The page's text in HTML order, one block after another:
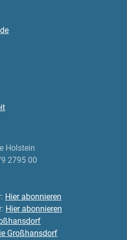
Holstein
2795 00
Hier abonnieren
Hier abonnieren
Großhansdorf